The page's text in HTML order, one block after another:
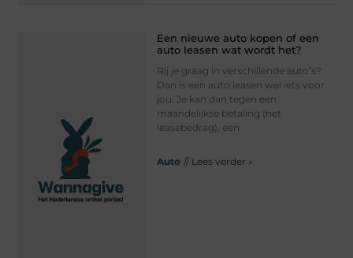
Een nieuwe auto kopen of een
auto leasen wat wordt het?
Rij je graag in verschillende auto’s?
Dan is een auto leasen wel iets voor
jou. Je kan dan tegen een
maandelijkse betaling (het
leasebedrag), een
Auto // Lees verder »